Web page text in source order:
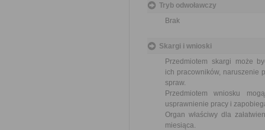
Tryb odwoławczy
Brak
Skargi i wnioski
Przedmiotem skargi może
ich pracowników, naruszenie
spraw.
Przedmiotem wniosku
usprawnienie pracy i
Organ właściwy dla
miesiąca.